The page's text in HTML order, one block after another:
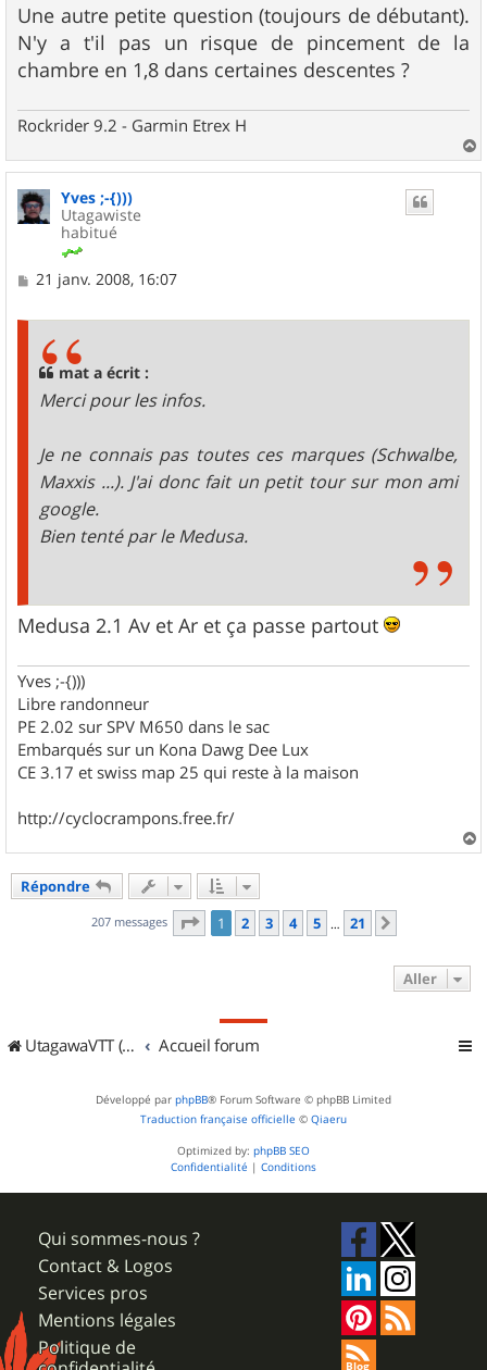
Une autre petite question (toujours de débutant).
N'y a t'il pas un risque de pincement de la
chambre en 1,8 dans certaines descentes ?
Rockrider 9.2 - Garmin Etrex H
a
Yves ;-{)))
Utagawiste
habitué
M
21 janv. 2008, 16:07
mat a écrit :
Merci pour les infos.
Je ne connais pas toutes ces marques (Schwalbe,
Maxxis ...). J'ai donc fait un petit tour sur mon ami
google.
Bien tenté par le Medusa.
Medusa 2.1 Av et Ar et ça passe partout
Yves ;-{)))
Libre randonneur
PE 2.02 sur SPV M650 dans le sac
Embarqués sur un Kona Dawg Dee Lux
CE 3.17 et swiss map 25 qui reste à la maison
http://cyclocrampons.free.fr/
a
Répondre
207 messages Page 1sur
1 2 3 4 5 … 21
Aller
UtagawaVTT (Randos VTT et VTTAE avec traces GPS) Accueil forum
Développé par phpBB® Forum Software © phpBB Limited
Traduction française officielle © Qiaeru
Optimized by: phpBB SEO
Confidentialité | Conditions
Qui sommes-nous ?
Contact & Logos
Services pros
Mentions légales
Politique de